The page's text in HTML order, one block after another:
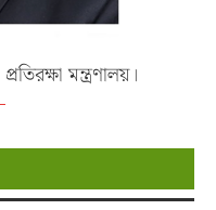
মন্ত্রণালয়।